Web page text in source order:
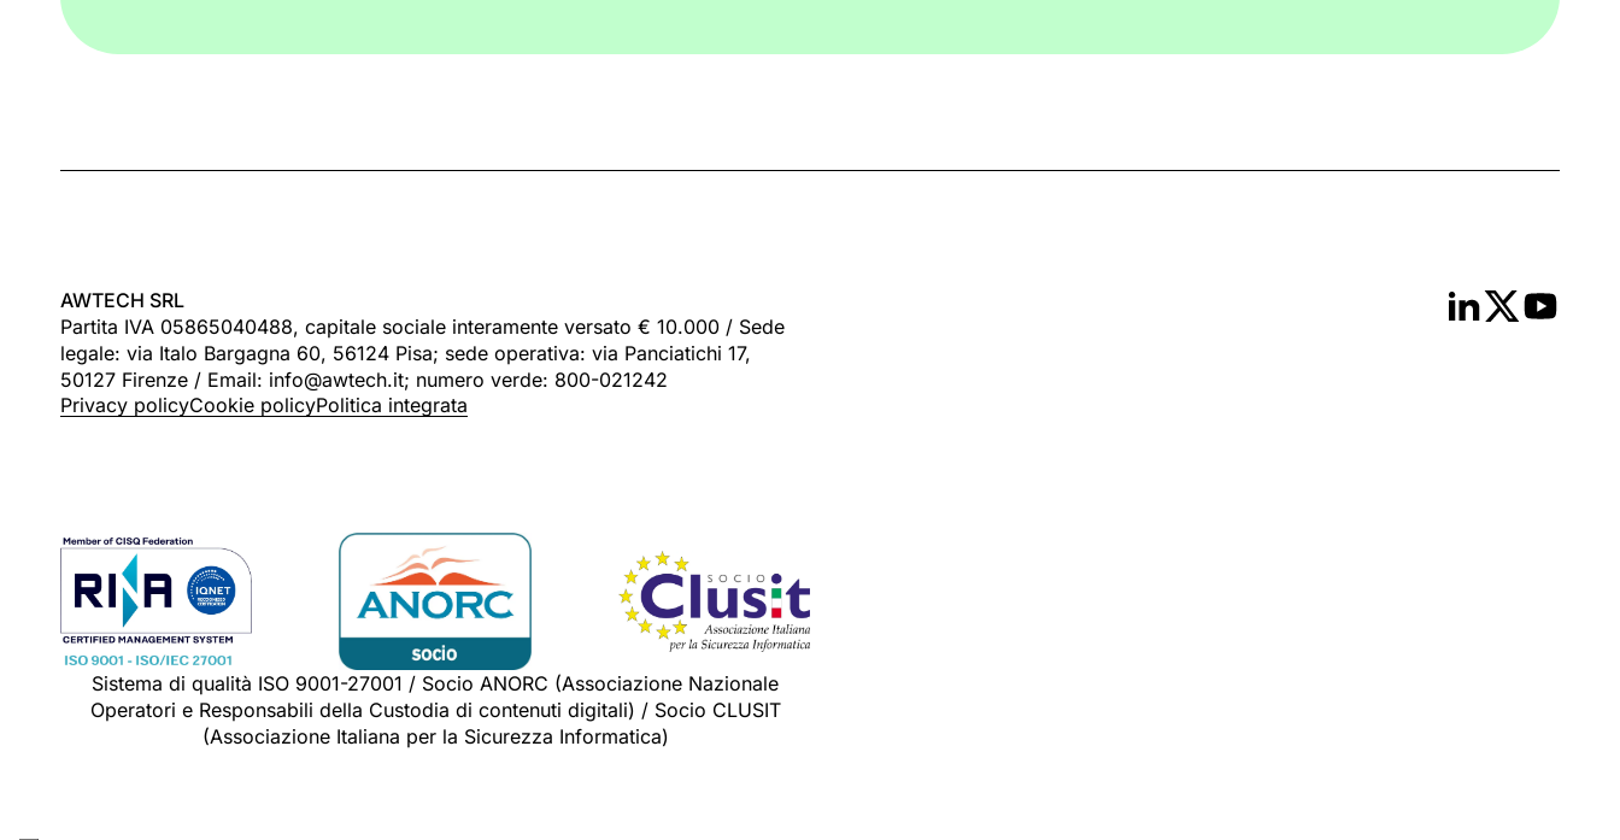
AWTECH SRL
Partita IVA 05865040488, capitale sociale interamente versato € 10.000 / Sede
legale: via Italo Bargagna 60, 56124 Pisa; sede operativa: via Panciatichi 17,
50127 Firenze / Email: info@awtech.it; numero verde: 800-021242
Privacy policyCookie policyPolitica integrata
Sistema di qualità ISO 9001-27001 / Socio ANORC (Associazione Nazionale
Operatori e Responsabili della Custodia di contenuti digitali) / Socio CLUSIT
(Associazione Italiana per la Sicurezza Informatica)